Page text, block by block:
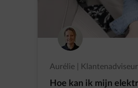
Aurélie |
Hoe kan ik mijn